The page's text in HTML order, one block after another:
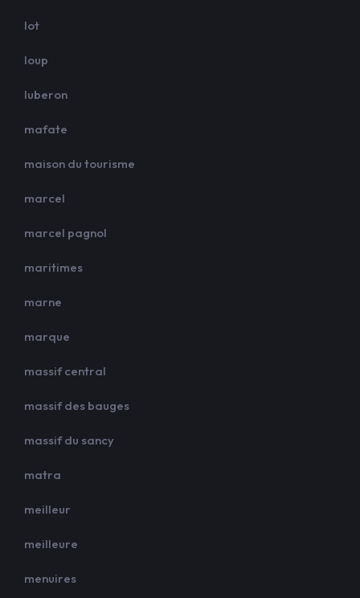
lot
loup
luberon
mafate
maison du tourisme
marcel
marcel pagnol
maritimes
marne
marque
massif central
massif des bauges
massif du sancy
matra
meilleur
meilleure
menuires